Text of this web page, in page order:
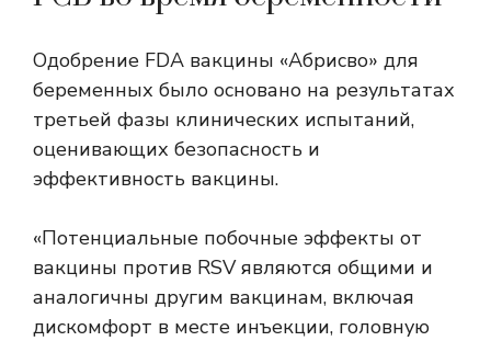
Одобрение FDA вакцины «Абрисво» для
беременных было основано на результатах
третьей фазы клинических испытаний,
оценивающих безопасность и
эффективность вакцины.
«Потенциальные побочные эффекты от
вакцины против RSV являются общими и
аналогичны другим вакцинам, включая
дискомфорт в месте инъекции, головную